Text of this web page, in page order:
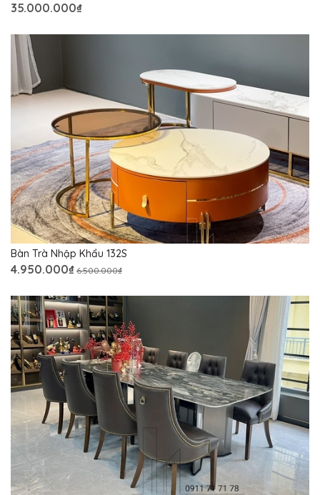
35.000.000₫
Bàn Trà Nhập Khẩu 132S
4.950.000₫ 6.500.000₫